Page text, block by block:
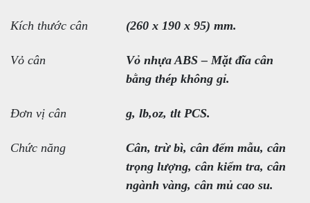
Kích thước cân (260 x 190 x 95) mm.
Vỏ cân
Vỏ nhựa ABS – Mặt đĩa cân
bằng thép không gỉ.
Đơn vị cân g, lb,oz, tlt PCS.
Chức năng
Cân, trừ bì, cân đếm mẫu, cân
trọng lượng, cân kiểm tra, cân
ngành vàng, cân mủ cao su.